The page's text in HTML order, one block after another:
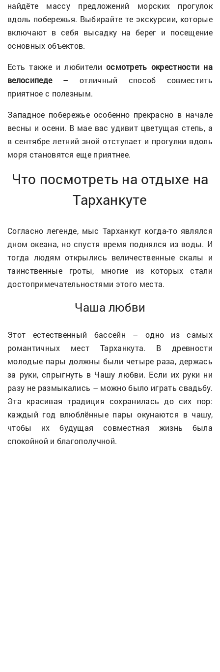
найдёте массу предложений морских прогулок
вдоль побережья. Выбирайте те экскурсии, которые
включают в себя высадку на берег и посещение
основных объектов.
Есть также и любители осмотреть окрестности на
велосипеде– отличный способ совместить
приятное с полезным.
Западное побережье особенно прекрасно в начале
весны и осени. В мае вас удивит цветущая степь, а
в сентябре летний зной отступает и прогулки вдоль
моря становятся еще приятнее.
Что посмотреть на отдыхе на
Тарханкуте
Согласно легенде, мыс Тарханкут когда-то являлся
дном океана, но спустя время поднялся из воды. И
тогда людям открылись величественные скалы и
таинственные гроты, многие из которых стали
достопримечательностями этого места.
Чаша любви
Этот естественный бассейн – одно из самых
романтичных мест Тарханкута. В древности
молодые пары должны были четыре раза, держась
за руки, спрыгнуть в Чашу любви. Если их руки ни
разу не размыкались – можно было играть свадьбу.
Эта красивая традиция сохранилась до сих пор:
каждый год влюблённые пары окунаются в чашу,
чтобы их будущая совместная жизнь была
спокойной и благополучной.